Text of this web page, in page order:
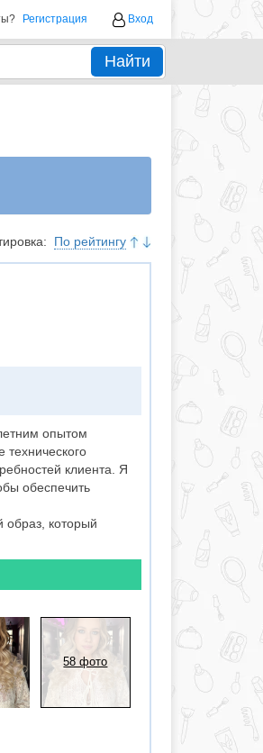
Регистрация Вход
Найти
По рейтингу
опытом
клиента. Я
обеспечить
образ, который
58 фото